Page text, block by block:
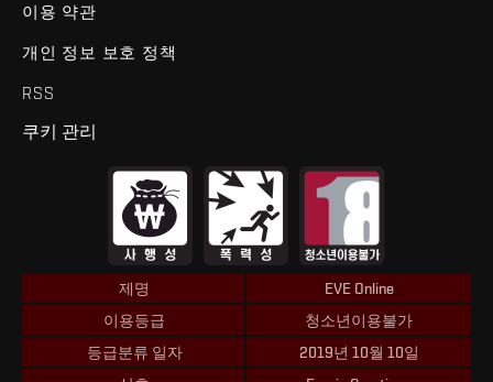
이용 약관
개인 정보 보호 정책
RSS
쿠키 관리
제명
EVE Online
이용등급
청소년이용불가
등급분류 일자
2019년 10월 10일